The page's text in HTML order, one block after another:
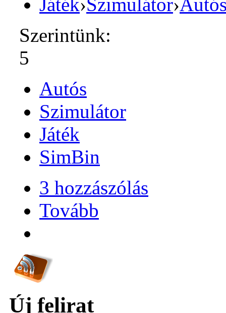
Szerintünk:
5
Autós
Szimulátor
Játék
SimBin
3 hozzászólás
Tovább
Új felirat